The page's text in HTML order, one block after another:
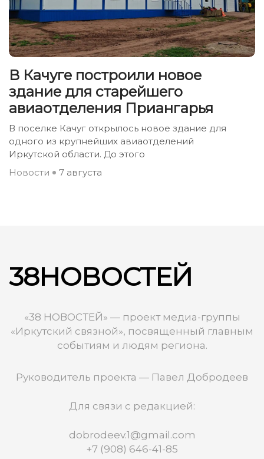
В Качуге построили новое
здание для старейшего
авиаотделения Приангарья
В поселке Качуг открылось новое здание для
одного из крупнейших авиаотделений
Иркутской области. До этого
Новости
7 августа
38НОВОСТЕЙ
«38 НОВОСТЕЙ» — проект медиа-группы
«Иркутский связной», посвященный главным
событиям и людям региона.
Руководитель проекта — Павел Добродеев
Для связи с редакцией:
dobrodeev.1@gmail.com
+7 (908) 646-41-85